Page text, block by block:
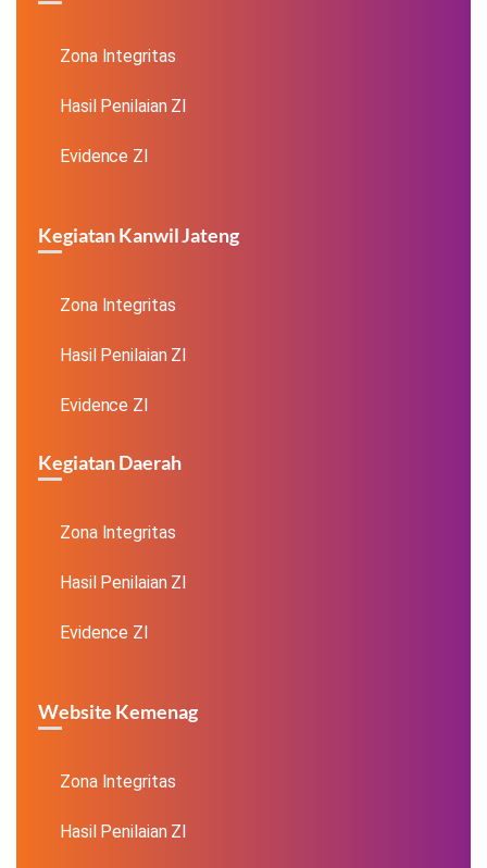
Zona Integritas
Hasil Penilaian ZI
Evidence ZI
Kegiatan Kanwil Jateng
Zona Integritas
Hasil Penilaian ZI
Evidence ZI
Kegiatan Daerah
Zona Integritas
Hasil Penilaian ZI
Evidence ZI
Website Kemenag
Zona Integritas
Hasil Penilaian ZI